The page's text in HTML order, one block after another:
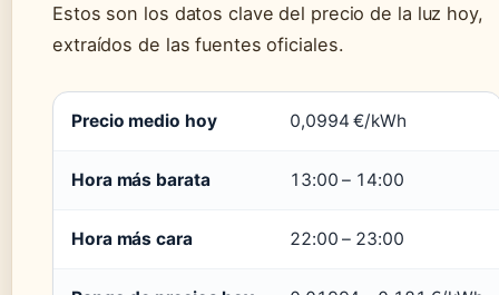
Estos son los datos clave del precio de la luz hoy,
extraídos de las fuentes oficiales.
Resumen de precios de la luz hoy
Precio medio hoy 0,0994 €/kWh
Hora más barata 13:00 – 14:00
Hora más cara 22:00 – 23:00